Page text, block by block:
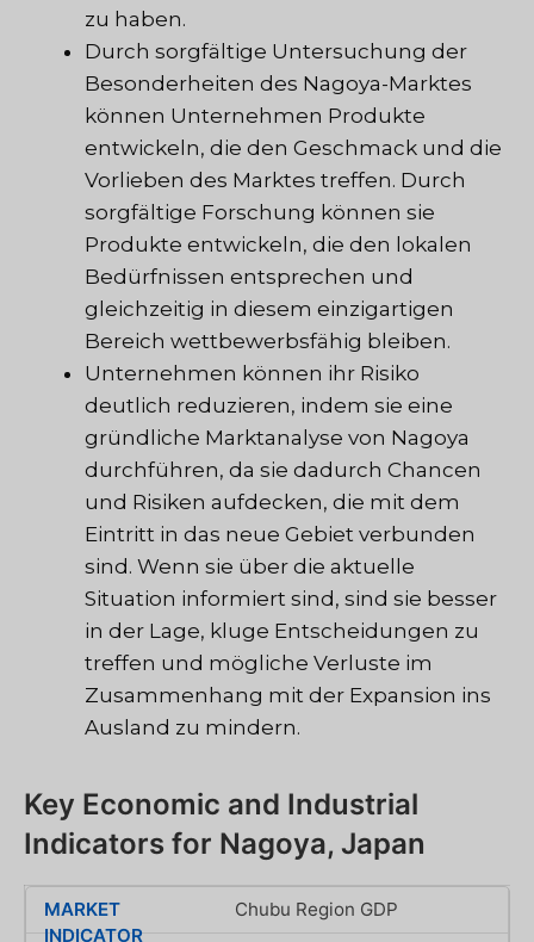
zu haben.
Durch sorgfältige Untersuchung der
Besonderheiten des Nagoya-Marktes
können Unternehmen Produkte
entwickeln, die den Geschmack und die
Vorlieben des Marktes treffen. Durch
sorgfältige Forschung können sie
Produkte entwickeln, die den lokalen
Bedürfnissen entsprechen und
gleichzeitig in diesem einzigartigen
Bereich wettbewerbsfähig bleiben.
Unternehmen können ihr Risiko
deutlich reduzieren, indem sie eine
gründliche Marktanalyse von Nagoya
durchführen, da sie dadurch Chancen
und Risiken aufdecken, die mit dem
Eintritt in das neue Gebiet verbunden
sind. Wenn sie über die aktuelle
Situation informiert sind, sind sie besser
in der Lage, kluge Entscheidungen zu
treffen und mögliche Verluste im
Zusammenhang mit der Expansion ins
Ausland zu mindern.
Key Economic and Industrial
Indicators for Nagoya, Japan
Chubu Region GDP